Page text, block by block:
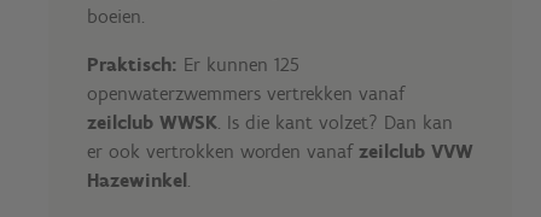
boeien.
Praktisch: Er kunnen 125
openwaterzwemmers vertrekken vanaf
zeilclub WWSK . Is die kant volzet? Dan kan
er ook vertrokken worden vanaf zeilclub VVW
Hazewinkel